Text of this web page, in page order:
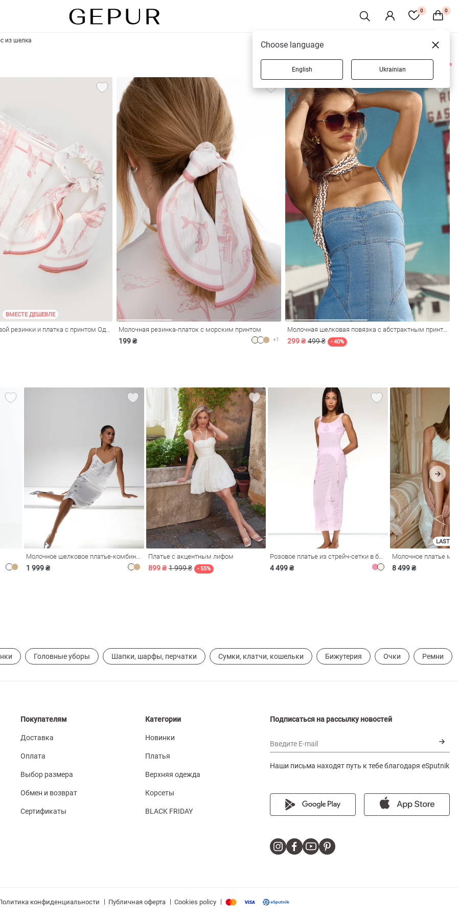
0 0
из шелка
4 товаров
ВМЕСТЕ ДЕШЕВЛЕ
Набор из шелковой резинки и платка с принтом Одесса Молочная резинка-платок с морским принтом
199 ₴ +1
Молочная шелковая повязка с абстрактным принтом
299 ₴ 499 ₴ - 40%
1 999 ₴
Платье с акцентным лифом
899 ₴ 1 999 ₴ - 55% 4 499 ₴
LAST
8 499 ₴
Головные уборы Шапки, шарфы, перчатки Сумки, клатчи, кошельки Бижутерия Очки Ремни
Покупателям
Доставка
Оплата
Выбор размера
Обмен и возврат
Сертификаты
Категории
Новинки
Платья
Верхняя одежда
Корсеты
BLACK FRIDAY
Подписаться на рассылку новостей
Введите E-mail
Наши письма находят путь к тебе благодаря eSputnik
конфиденциальности | Публичная оферта | Cookies policy |
Choose language
English Ukrainian